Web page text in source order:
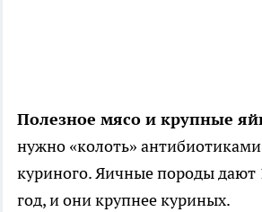
Полезное мясо и крупные
нужно «колоть»
куриного. Яичные породы дают
год, и они крупнее куриных.